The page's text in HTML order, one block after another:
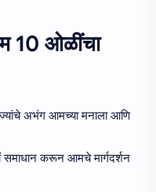
10 ओळींचा
अभंग आमच्या मनाला आणि
समाधान करून आमचे मार्गदर्शन